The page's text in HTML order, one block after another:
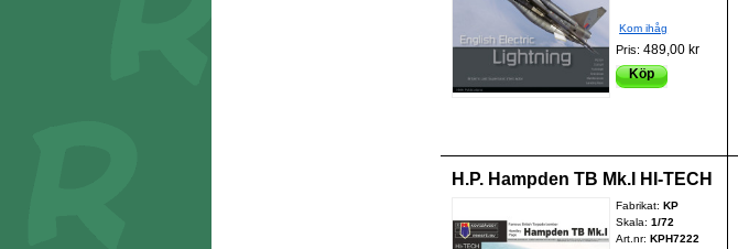
Kom ihåg
Pris:489,00 kr
Köp
H.P. Hampden TB Mk.I HI-TECH
Fabrikat:KP
Skala:1/72
Art.nr:KPH7222